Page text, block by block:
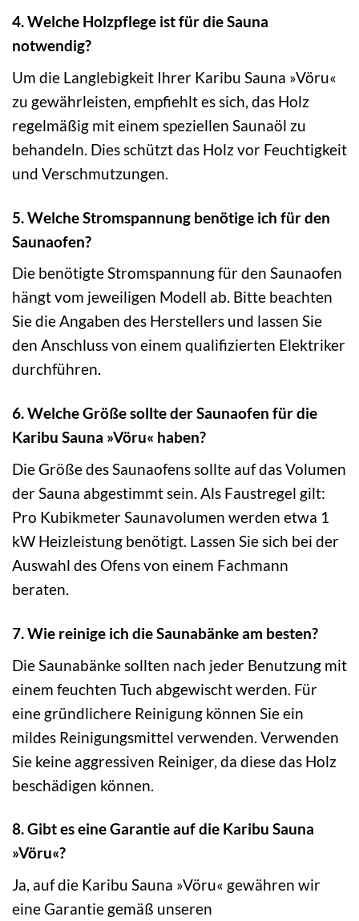
4. Welche Holzpflege ist für die Sauna
notwendig?
Um die Langlebigkeit Ihrer Karibu Sauna »Vöru«
zu gewährleisten, empfiehlt es sich, das Holz
regelmäßig mit einem speziellen Saunaöl zu
behandeln. Dies schützt das Holz vor Feuchtigkeit
und Verschmutzungen.
5. Welche Stromspannung benötige ich für den
Saunaofen?
Die benötigte Stromspannung für den Saunaofen
hängt vom jeweiligen Modell ab. Bitte beachten
Sie die Angaben des Herstellers und lassen Sie
den Anschluss von einem qualifizierten Elektriker
durchführen.
6. Welche Größe sollte der Saunaofen für die
Karibu Sauna »Vöru« haben?
Die Größe des Saunaofens sollte auf das Volumen
der Sauna abgestimmt sein. Als Faustregel gilt:
Pro Kubikmeter Saunavolumen werden etwa 1
kW Heizleistung benötigt. Lassen Sie sich bei der
Auswahl des Ofens von einem Fachmann
beraten.
7. Wie reinige ich die Saunabänke am besten?
Die Saunabänke sollten nach jeder Benutzung mit
einem feuchten Tuch abgewischt werden. Für
eine gründlichere Reinigung können Sie ein
mildes Reinigungsmittel verwenden. Verwenden
Sie keine aggressiven Reiniger, da diese das Holz
beschädigen können.
8. Gibt es eine Garantie auf die Karibu Sauna
»Vöru«?
Ja, auf die Karibu Sauna »Vöru« gewähren wir
eine Garantie gemäß unseren